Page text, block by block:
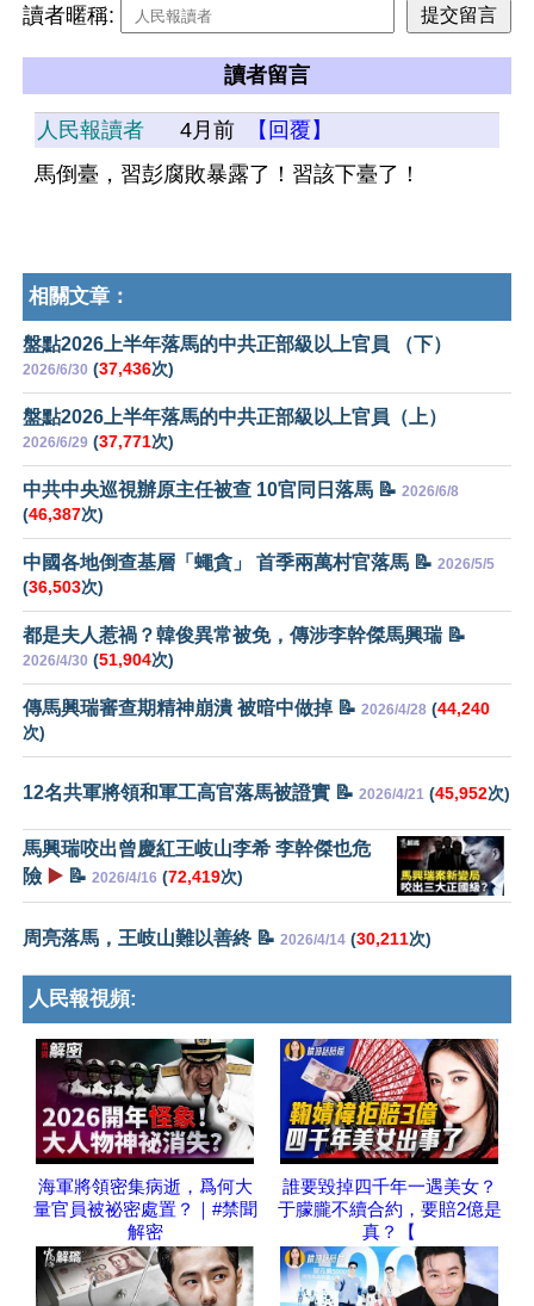
讀者暱稱:
讀者留言
人民報讀者 4月前
【回覆】
馬倒臺，習彭腐敗暴露了！習該下臺了！
相關文章：
盤點2026上半年落馬的中共正部級以上官員 （下）
2026/6/30 (37,436次)
盤點2026上半年落馬的中共正部級以上官員（上）
2026/6/29 (37,771次)
中共中央巡視辦原主任被查 10官同日落馬 📝 2026/6/8
(46,387次)
中國各地倒查基層「蠅貪」 首季兩萬村官落馬 📝 2026/5/5
(36,503次)
都是夫人惹禍？韓俊異常被免，傳涉李幹傑馬興瑞 📝
2026/4/30 (51,904次)
傳馬興瑞審查期精神崩潰 被暗中做掉 📝 2026/4/28 (44,240
次)
12名共軍將領和軍工高官落馬被證實 📝 2026/4/21 (45,952次)
馬興瑞咬出曾慶紅王岐山李希 李幹傑也危
險 ▶️ 📝 2026/4/16 (72,419次)
周亮落馬，王岐山難以善終 📝 2026/4/14 (30,211次)
人民報視頻:
海軍將領密集病逝，爲何大
量官員被祕密處置？｜#禁聞
解密
誰要毀掉四千年一遇美女？
于朦朧不續合約，要賠2億是
真？【